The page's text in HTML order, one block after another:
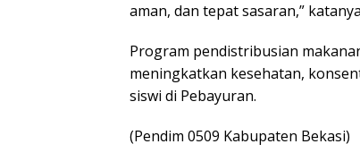
aman, dan tepat sasaran,”
Program pendistribusian
meningkatkan kesehatan,
siswi di Pebayuran.
(Pendim 0509 Kabupaten Bekasi)